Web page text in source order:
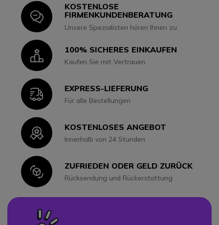
Icon
KOSTENLOSE
FIRMENKUNDENBERATUNG
Unsere Spezialisten hören Ihnen zu
Icon100% SICHERES EINKAUFEN
Kaufen Sie mit Vertrauen
IconEXPRESS-LIEFERUNG
Für alle Bestellungen
IconKOSTENLOSES ANGEBOT
Innerhalb von 24 Stunden
IconZUFRIEDEN ODER GELD ZURÜCK
Rücksendung und Rückerstattung